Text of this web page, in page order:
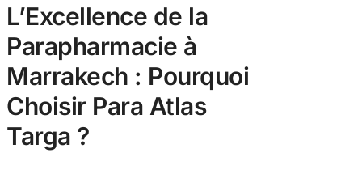
L’Excellence de la
Parapharmacie à
Marrakech : Pourquoi
Choisir Para Atlas
Targa ?